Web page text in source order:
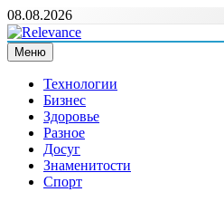
Перейти
к
содержимому
08.08.2026
Relevance
Релевантні новини — саме те, що
Меню
Технологии
Бизнес
Здоровье
Разное
Досуг
Знаменитости
Спорт